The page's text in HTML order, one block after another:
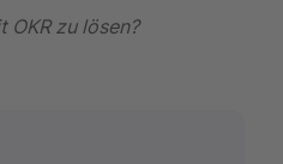
OKR zu lösen?